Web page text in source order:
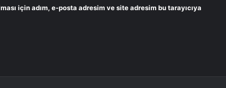
için adım, e-posta adresim ve site adresim bu tarayıcıya